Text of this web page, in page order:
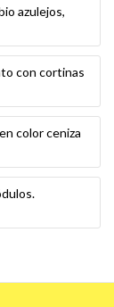
azulejos,
con cortinas
color ceniza